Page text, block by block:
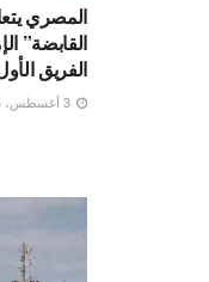
المصري
القابضة”
الفريق